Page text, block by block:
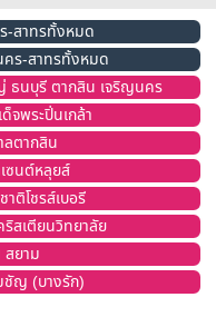
-สาทรทั้งหมด
คร-สาทรทั้งหมด
ธนบุรี ตากสิน เจริญนคร
จพระปิ่นเกล้า
ลตากสิน
ซนต์หลุยส์
าติโชรส์เบอรี
ริสเตียนวิทยาลัย
สยาม
ชัญ (บางรัก)